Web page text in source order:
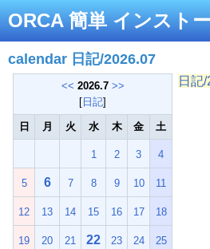
ORCA 簡単 インスト
calendar 日記/2026.07
<< 2026.7 >>
[ 日記]
日 月 火 水 木 金 土
1 2 3 4
5 6 7 8 9 10 11
12 13 14 15 16 17 18
19 20 21 22 23 24 25
日記